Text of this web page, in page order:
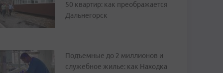
50 квартир: как преображается
Дальнегорск
Подъемные до 2 миллионов и
служебное жилье: как Находка